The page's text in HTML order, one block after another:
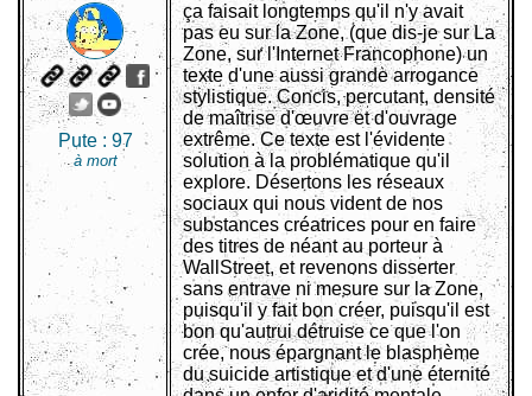
Pute : 97
à mort
ça faisait longtemps qu'il n'y avait
pas eu sur la Zone, (que dis-je sur La
Zone, sur l'Internet Francophone) un
texte d'une aussi grande arrogance
stylistique. Concis, percutant, densité
de maîtrise d'œuvre et d'ouvrage
extrême. Ce texte est l'évidente
solution à la problématique qu'il
explore. Désertons les réseaux
sociaux qui nous vident de nos
substances créatrices pour en faire
des titres de néant au porteur à
WallStreet, et revenons disserter
sans entrave ni mesure sur la Zone,
puisqu'il y fait bon créer, puisqu'il est
bon qu'autrui détruise ce que l'on
crée, nous épargnant le blasphème
du suicide artistique et d'une éternité